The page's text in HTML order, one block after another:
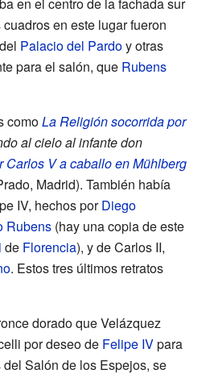
en este lugar fueron
Palacio del Pardoy otras
para el salón, que Rubens
comoLa Religión socorrida por
al cielo al infante don
Carlos V a caballo en Mühlberg
Madrid). También había
IV, hechos porDiego
Rubens (hay una copia de este
de Florencia), y de Carlos II,
. Estos tres últimos retratos
dorado que Velázquez
por deseo de Felipe IVpara
Salón de los Espejos, se